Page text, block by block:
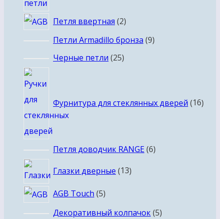
Петля ввертная 22
товара
Петли Armadillo бронза 99
Черные петли 2525
Фурнитура для стеклянных дверей 16
Петля доводчик RANGE 66
Глазки дверные 1313
AGB Touch 55
товаров
Декоративный колпачок 55